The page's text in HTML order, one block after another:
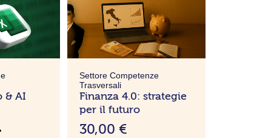
& AI
Settore Competenze
Trasversali
Finanza 4.0: strategie
per il futuro
30,00 €